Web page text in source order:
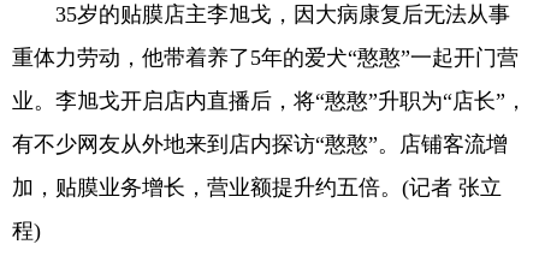
35岁的贴膜店主李旭戈，因大病康复后无法从事
重体力劳动，他带着养了5年的爱犬“憨憨”一起开门营
业。李旭戈开启店内直播后，将“憨憨”升职为“店长”，
有不少网友从外地来到店内探访“憨憨”。店铺客流增
加，贴膜业务增长，营业额提升约五倍。(记者 张立
程)